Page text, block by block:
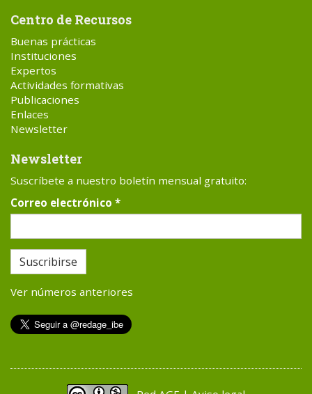
Centro de Recursos
Buenas prácticas
Instituciones
Expertos
Actividades formativas
Publicaciones
Enlaces
Newsletter
Newsletter
Suscríbete a nuestro boletín mensual gratuito:
Correo electrónico *
Suscribirse
Ver números anteriores